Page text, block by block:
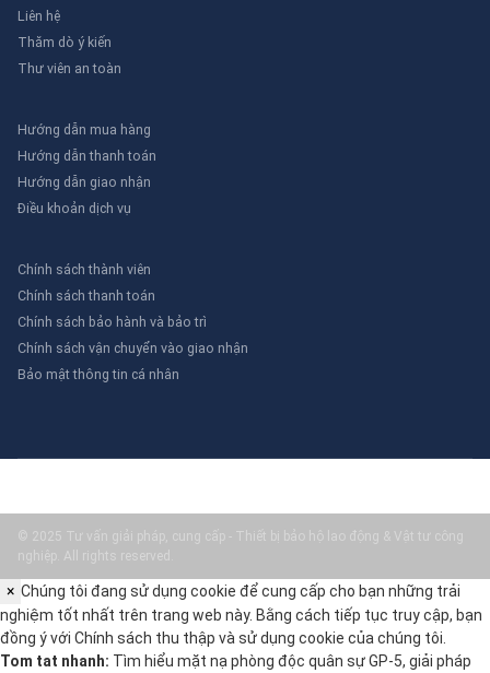
Liên hệ
Thăm dò ý kiến
Thư viên an toàn
Hướng dẫn mua hàng
Hướng dẫn thanh toán
Hướng dẫn giao nhận
Điều khoản dịch vụ
Chính sách thành viên
Chính sách thanh toán
Chính sách bảo hành và bảo trì
Chính sách vận chuyển vào giao nhận
Bảo mật thông tin cá nhân
© 2025 Tư vấn giải pháp, cung cấp - Thiết bị bảo hộ lao động & Vật tư công
nghiệp. All rights reserved.
× Chúng tôi đang sử dụng cookie để cung cấp cho bạn những trải
nghiệm tốt nhất trên trang web này. Bằng cách tiếp tục truy cập, bạn
đồng ý với Chính sách thu thập và sử dụng cookie của chúng tôi.
Tom tat nhanh: Tìm hiểu mặt nạ phòng độc quân sự GP-5, giải pháp